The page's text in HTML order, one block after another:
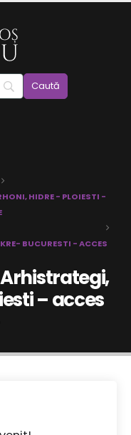
HIDRE - PLOIESTI -
BUCURESTI - ACCES
Arhistrategi,
– acces